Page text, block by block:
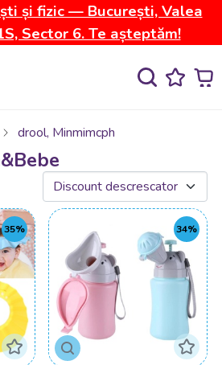
și fizic — București, Valea
Sector 6. Te așteptăm!
drool, Minmimcph
35% 34%